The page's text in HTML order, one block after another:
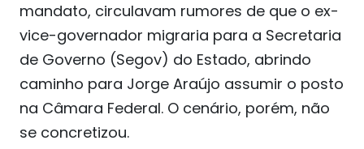
mandato, circulavam rumores de que o ex-
vice-governador migraria para a Secretaria
de Governo (Segov) do Estado, abrindo
caminho para Jorge Araújo assumir o posto
na Câmara Federal. O cenário, porém, não
se concretizou.